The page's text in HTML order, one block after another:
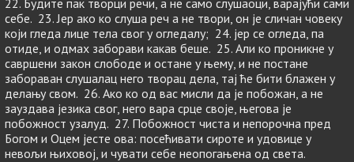
22. Будите пак творци речи, а не само слушаоци, варајући сами
себе. 23. Јер ако ко слуша реч а не твори, он је сличан човеку
који гледа лице тела свог у огледалу; 24. јер се огледа, па
отиде, и одмах заборави какав беше. 25. Али ко проникне у
савршени закон слободе и остане у њему, и не постане
забораван слушалац него творац дела, тај ће бити блажен у
делању свом. 26. Ако ко од вас мисли да је побожан, а не
зауздава језика свог, него вара срце своје, његова је
побожност узалуд. 27. Побожност чиста и непорочна пред
Богом и Оцем јесте ова: посећивати сироте и удовице у
невољи њиховој, и чувати себе неопогањена од света.